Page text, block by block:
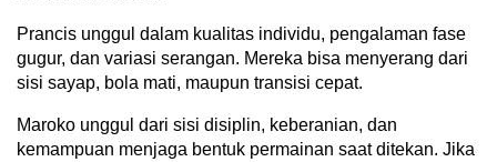
Prancis unggul dalam kualitas individu, pengalaman fase
gugur, dan variasi serangan. Mereka bisa menyerang dari
sisi sayap, bola mati, maupun transisi cepat.
Maroko unggul dari sisi disiplin, keberanian, dan
kemampuan menjaga bentuk permainan saat ditekan. Jika